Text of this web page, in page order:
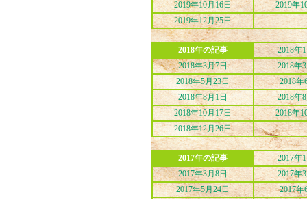
2019年10月16日
2019年
2019年12月25日
2018年の記事
2018年
2018年3月7日
2018年
2018年5月23日
2018年
2018年8月1日
2018年
2018年10月17日
2018年
2018年12月26日
2017年の記事
2017年
2017年3月8日
2017年
2017年5月24日
2017年